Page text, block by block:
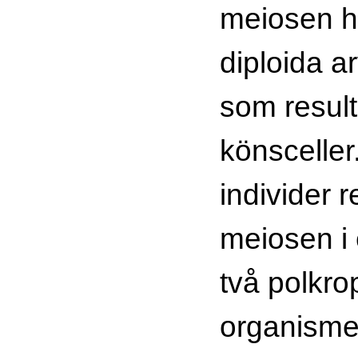
meiosen
diploida
som
individer
meiosen i
två